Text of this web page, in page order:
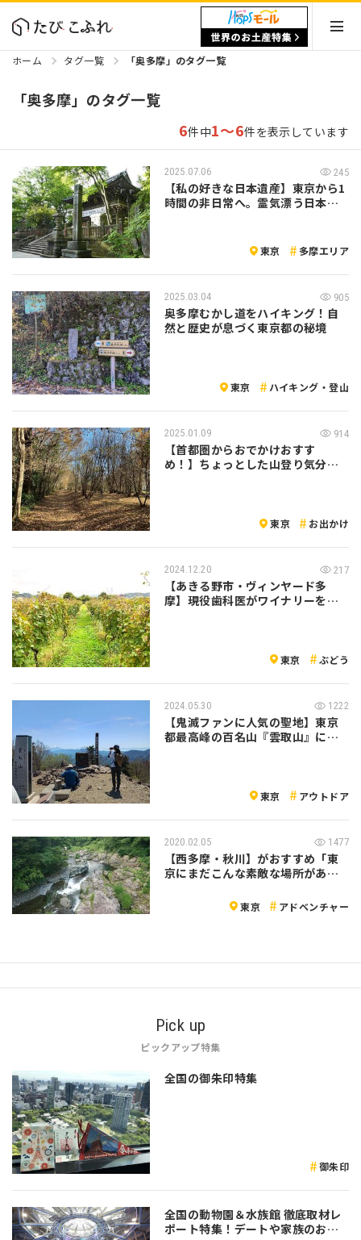
ホーム タグ一覧 「奥多摩」のタグ一覧
「奥多摩」のタグ一覧
6件中1～6件を表示しています
2025.07.06 245
【私の好きな日本遺産】東京から1
時間の非日常へ。霊気漂う日本遺
東京 多摩エリア
2025.03.04 905
奥多摩むかし道をハイキング！自
然と歴史が息づく東京都の秘境
東京 ハイキング・登山
2025.01.09 914
【首都圏からおでかけおすす
め！】ちょっとした山登り気分も
東京 お出かけ
2024.12.20 217
【あきる野市・ヴィンヤード多
摩】現役歯科医がワイナリーをや
東京 ぶどう
2024.05.30 1222
【鬼滅ファンに人気の聖地】東京
都最高峰の百名山『雲取山』に新
東京 アウトドア
2020.02.05 1477
【西多摩・秋川】がおすすめ「東
京にまだこんな素敵な場所があっ
東京 アドベンチャー
Pick up
ピックアップ特集
全国の御朱印特集
御朱印
全国の動物園＆水族館 徹底取材レ
ポート特集！デートや家族のおで